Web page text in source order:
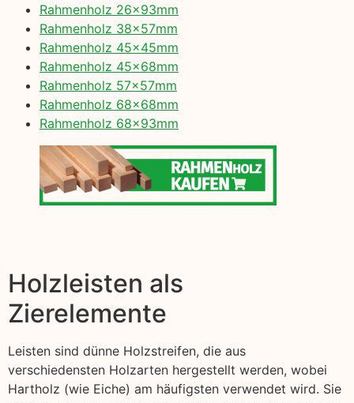
Rahmenholz 26x93mm
Rahmenholz 38x57mm
Rahmenholz 45x45mm
Rahmenholz 45x68mm
Rahmenholz 57x57mm
Rahmenholz 68x68mm
Rahmenholz 68x93mm
Holzleisten als
Zierelemente
Leisten sind dünne Holzstreifen, die aus
verschiedensten Holzarten hergestellt werden, wobei
Hartholz (wie Eiche) am häufigsten verwendet wird. Sie